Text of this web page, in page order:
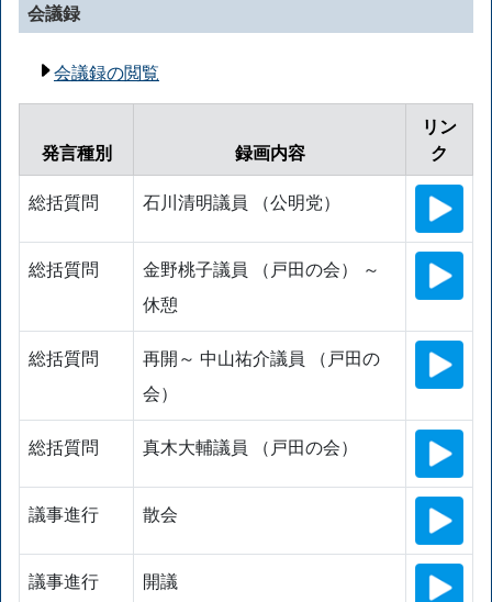
会議録
会議録の閲覧
発言種別 録画内容
リン
ク
総括質問 石川清明議員 （公明党）
総括質問
金野桃子議員 （戸田の会） ～
休憩
総括質問
再開～ 中山祐介議員 （戸田の
会）
総括質問 真木大輔議員 （戸田の会）
議事進行 散会
議事進行 開議